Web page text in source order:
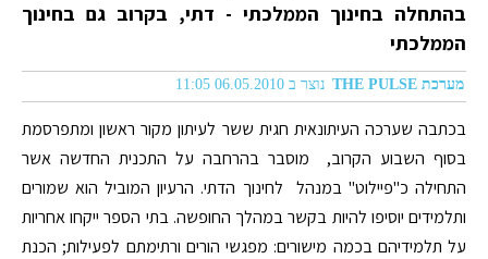
בהתחלה בחינוך הממלכתי - דתי, בקרוב גם בחינוך
הממלכתי
מערכת THE PULSE נוצר ב 06.05.2010 11:05
בכתבה שערכה העיתונאית חגית ששר לעיתון מקור ראשון ומתפרסמת
בסוף השבוע הקרוב, מוסבר בהרחבה על התכנית החדשה אשר
התחילה כ"פיילוט" במנהל לחינוך הדתי. הרעיון המוביל הוא שמורים
ותלמידים יוסיפו להיות בקשר במהלך החופשה. בתי הספר ייקחו אחריות
על תלמידיהם בכמה מישורים: מפגשי הורים ורתימתם לפעילות; הכנת